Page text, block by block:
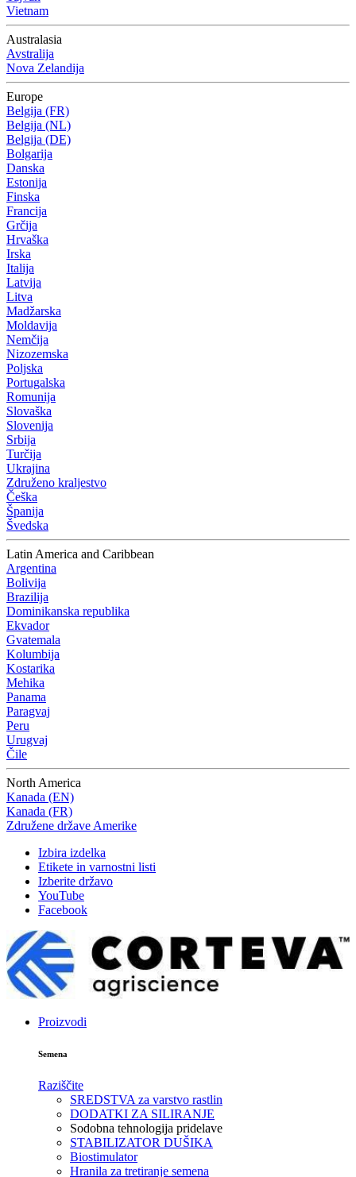
Vietnam
Australasia
Avstralija
Nova Zelandija
Europe
Belgija (FR)
Belgija (NL)
Belgija (DE)
Bolgarija
Danska
Estonija
Finska
Francija
Grčija
Hrvaška
Irska
Italija
Latvija
Litva
Madžarska
Moldavija
Nemčija
Nizozemska
Poljska
Portugalska
Romunija
Slovaška
Slovenija
Srbija
Turčija
Ukrajina
Združeno kraljestvo
Češka
Španija
Švedska
Latin America and Caribbean
Argentina
Bolivija
Brazilija
Dominikanska republika
Ekvador
Gvatemala
Kolumbija
Kostarika
Mehika
Panama
Paragvaj
Peru
Urugvaj
Čile
North America
Kanada (EN)
Kanada (FR)
Združene države Amerike
Izbira izdelka
Etikete in varnostni listi
Izberite državo
YouTube
Facebook
Proizvodi
Semena
Raziščite
SREDSTVA za varstvo rastlin
DODATKI ZA SILIRANJE
Sodobna tehnologija pridelave
STABILIZATOR DUŠIKA
Biostimulator
Hranila za tretiranje semena